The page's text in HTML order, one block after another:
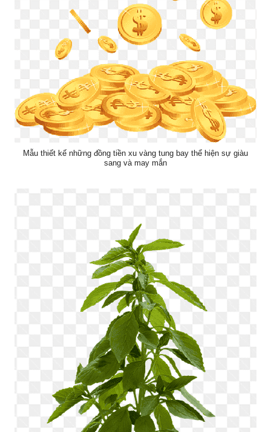
Mẫu thiết kế những đồng tiền xu vàng tung bay thể hiện sự giàu
sang và may mắn